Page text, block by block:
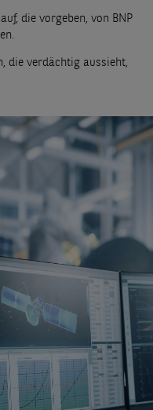
die vorgeben, von BNP
die verdächtig aussieht,